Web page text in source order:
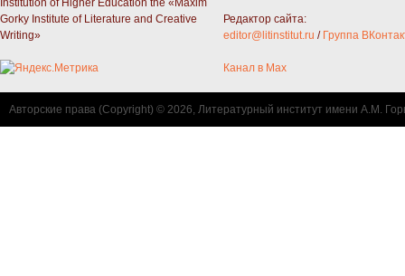
Institution of Higher Education the «Maxim
Gorky Institute of Literature and Creative
Writing»
Редактор сайта:
editor@litinstitut.ru / Группа
Канал в Max
Авторские права (Copyright) © 2026, Литературный институт имени А.М.